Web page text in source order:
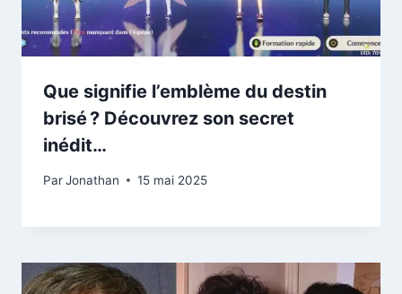
Que signifie l’emblème du destin
brisé ? Découvrez son secret
inédit…
ParJonathan 15 mai 2025